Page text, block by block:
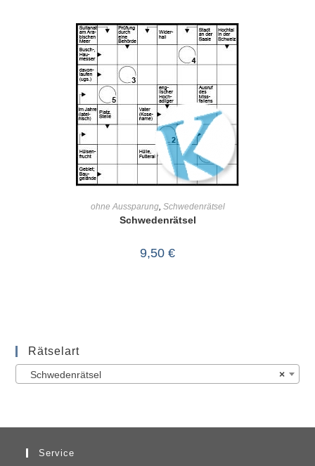
ohne Aussparung, Schwedenrätsel
Schwedenrätsel
9,50 €
Rätselart
×
Schwedenrätsel
Service